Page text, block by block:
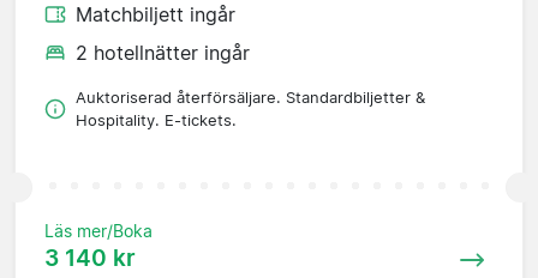
Matchbiljett ingår
2 hotellnätter ingår
Auktoriserad återförsäljare. Standardbiljetter &
Hospitality. E-tickets.
Läs mer/Boka
3 140 kr